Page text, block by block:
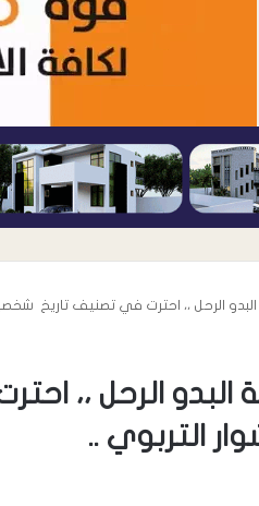
البدو الرحل ،، احترت في تصنيف تاريخ
البدو الرحل ،،
التربوي ..